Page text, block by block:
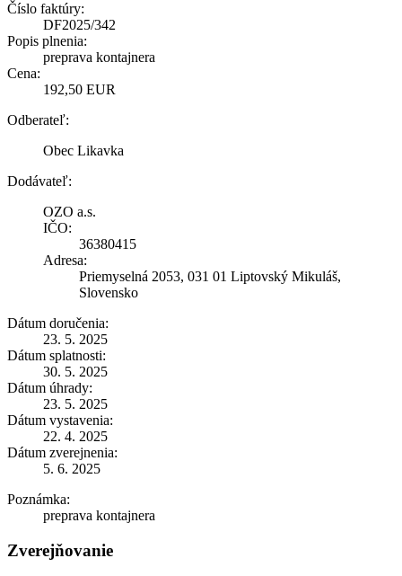
Číslo faktúry:
DF2025/342
Popis plnenia:
preprava kontajnera
Cena:
192,50 EUR
Odberateľ:
Obec Likavka
Dodávateľ:
OZO a.s.
IČO:
36380415
Adresa:
Priemyselná 2053, 031 01 Liptovský Mikuláš,
Slovensko
Dátum doručenia:
23. 5. 2025
Dátum splatnosti:
30. 5. 2025
Dátum úhrady:
23. 5. 2025
Dátum vystavenia:
22. 4. 2025
Dátum zverejnenia:
5. 6. 2025
Poznámka:
preprava kontajnera
Zverejňovanie